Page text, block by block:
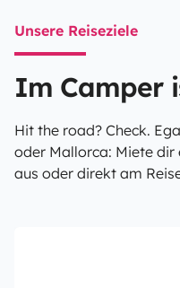
Unsere Reiseziele
Im Camper
Hit the road? Check.
oder Mallorca: Miete dir
aus oder direkt am